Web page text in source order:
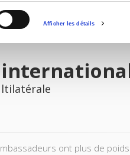
Afficher les détails
ont plus de